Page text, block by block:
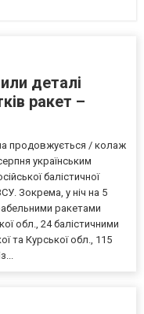
деталі
ракет –
продовжується / колаж
українським
балістичної
Зокрема, у ніч на 5
ракетами
обл., 24 балістичними
та Курської обл., 115